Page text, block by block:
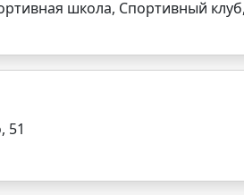
школа, Спортивный
51